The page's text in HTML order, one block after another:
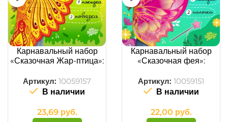
Карнавальный набор
«Сказочная Жар-птица»:
Артикул: 10059157
В наличии
23,69 руб.
Карнавальный набор
«Сказочная фея»:
Артикул: 10059151
В наличии
22,00 руб.